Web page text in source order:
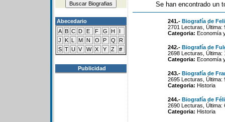
Abecedario
A B C D E F G H
I
J
K L M N O P Q
R
S T U V W X Y Z #
Publicidad
Se han encontrado un
241.- Biografía de
2701 Lecturas, Última:
Categoria: Economía
242.- Biografía de
2698 Lecturas, Última:
Categoria: Economía
243.- Biografía de
2695 Lecturas, Última:
Categoria: Historia
244.- Biografía de
2690 Lecturas, Última:
Categoria: Historia